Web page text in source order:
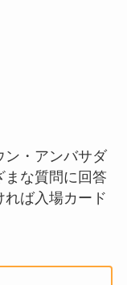
ン・アンバサダ
まな質問に回答
れば入場カード